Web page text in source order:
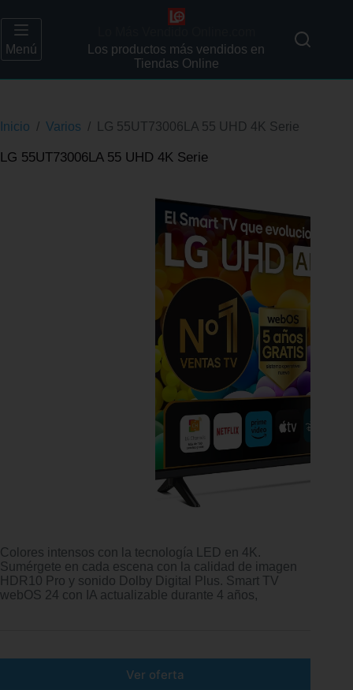
Menú
Los productos más vendidos en
Tiendas Online
Inicio / Varios / LG 55UT73006LA 55 UHD 4K Serie
LG 55UT73006LA 55 UHD 4K Serie
Colores intensos con la tecnología LED en 4K.
Sumérgete en cada escena con la calidad de imagen
HDR10 Pro y sonido Dolby Digital Plus. Smart TV
webOS 24 con IA actualizable durante 4 años,
Ver oferta